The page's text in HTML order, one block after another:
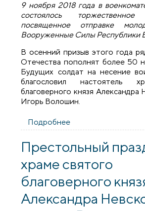
9 ноября 2018 года в
состоялось торжественное
посвященное отправке
Вооруженные Силы Республики
В осенний призыв этого года
Отечества пополнят более 50
Будущих солдат на несение
благословил настоятель
благоверного князя Александра
Игорь Волошин.
Подробнее
мероприятие в
Вороново
Престольный
храме святого
благоверного
Александра